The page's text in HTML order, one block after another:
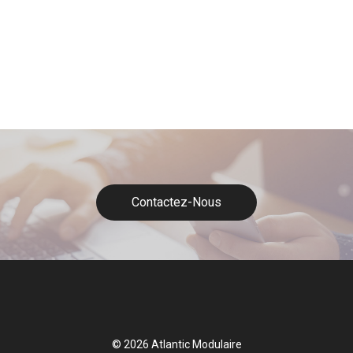
Contactez-Nous
© 2026 Atlantic Modulaire